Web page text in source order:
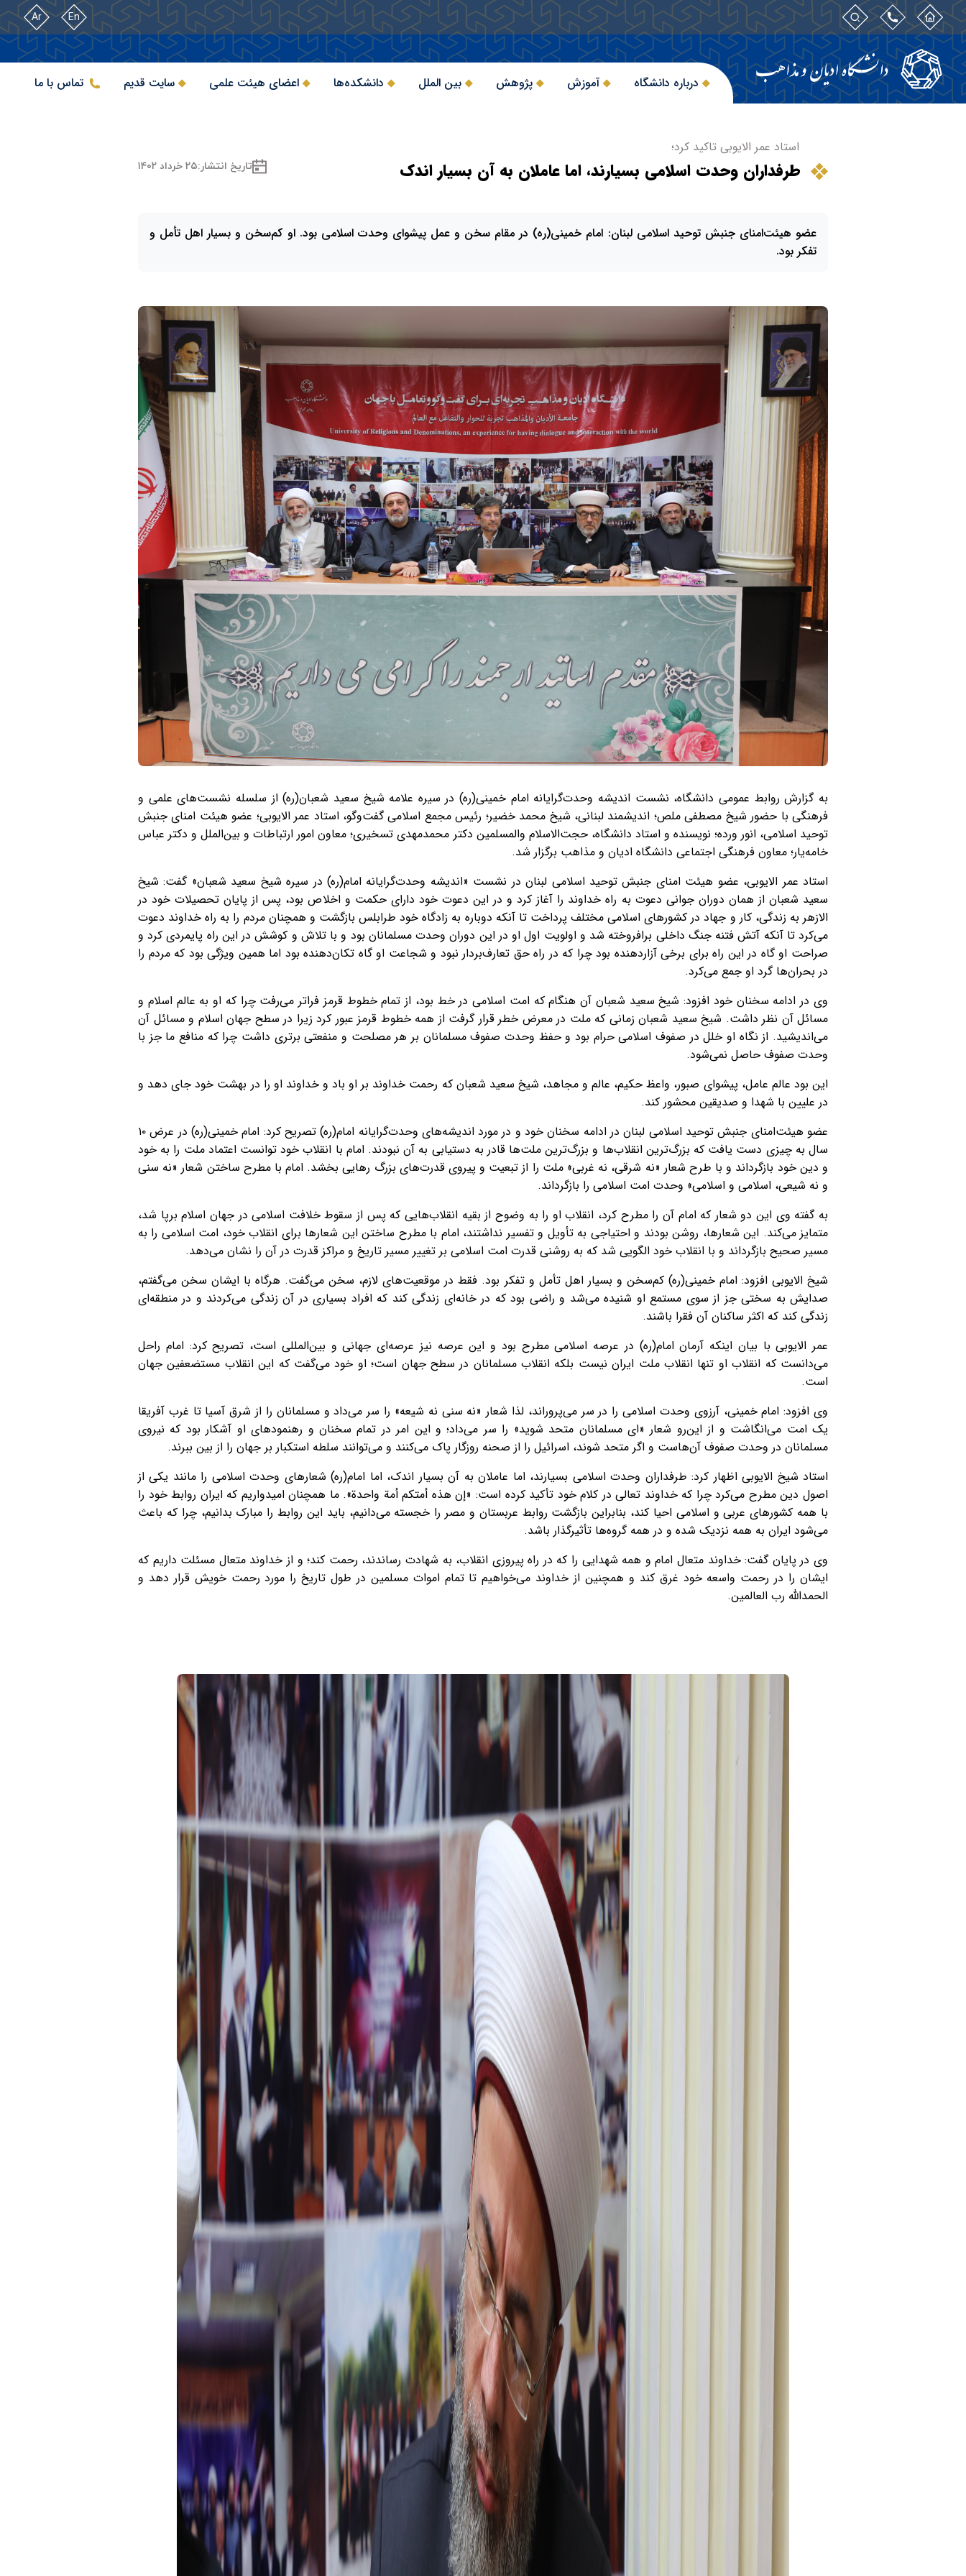
En
Ar
درباره دانشگاه آموزش پژوهش بین الملل دانشکده‌ها اعضای هیئت علمی سایت قدیم تماس با ما
استاد عمر الایوبی تاکید کرد؛
طرفداران وحدت اسلامی بسیارند، اما عاملان به آن بسیار اندک تاریخ انتشار:۲۵ خرداد ۱۴۰۲
عضو هیئت‌امنای جنبش توحید اسلامی لبنان: امام خمینی(ره) در مقام سخن و عمل پیشوای وحدت اسلامی بود. او کم‌سخن و بسیار اهل تأمل و
تفکر بود.
به گزارش روابط عمومی دانشگاه، نشست اندیشه وحدت‌گرایانه امام خمینی(ره) در سیره علامه شیخ سعید شعبان(ره) از سلسله نشست‌های علمی و
فرهنگی با حضور شیخ مصطفی ملص؛ اندیشمند لبنانی، شیخ محمد خضیر؛ رئیس مجمع اسلامی گفت‌وگو، استاد عمر الایوبی؛ عضو هیئت‌ امنای جنبش
توحید اسلامی، انور ورده؛ نویسنده و استاد دانشگاه، حجت‌الاسلام والمسلمین دکتر محمدمهدی تسخیری؛ معاون امور ارتباطات و بین‌الملل و دکتر عباس
خامه‌یار؛ معاون فرهنگی اجتماعی دانشگاه ادیان و مذاهب برگزار شد.
استاد عمر الایوبی، عضو هیئت‌ امنای جنبش توحید اسلامی لبنان در نشست «اندیشه وحدت‌گرایانه امام(ره) در سیره شیخ سعید شعبان» گفت: شیخ
سعید شعبان از همان دوران جوانی دعوت به راه خداوند را آغاز کرد و در این دعوت خود دارای حکمت و اخلاص بود، پس از پایان تحصیلات خود در
الازهر به زندگی، کار و جهاد در کشورهای اسلامی مختلف پرداخت تا آنکه دوباره به زادگاه خود طرابلس بازگشت و همچنان مردم را به راه خداوند دعوت
می‌کرد تا آنکه آتش فتنه جنگ داخلی برافروخته شد و اولویت اول او در این دوران وحدت مسلمانان بود و با تلاش و کوشش در این راه پایمردی کرد و
صراحت او گاه در این راه برای برخی آزاردهنده بود چرا که در راه حق تعارف‌بردار نبود و شجاعت او گاه تکان‌دهنده بود اما همین ویژگی بود که مردم را
در بحران‌ها گرد او جمع می‌کرد.
وی در ادامه سخنان خود افزود: شیخ سعید شعبان آن هنگام که امت اسلامی در خط بود، از تمام خطوط قرمز فراتر می‌رفت چرا که او به عالم اسلام و
مسائل آن نظر داشت. شیخ سعید شعبان زمانی که ملت در معرض خطر قرار گرفت از همه خطوط قرمز عبور کرد زیرا در سطح جهان اسلام و مسائل آن
می‌اندیشید. از نگاه او خلل در صفوف اسلامی حرام بود و حفظ وحدت صفوف مسلمانان بر هر مصلحت و منفعتی برتری داشت چرا که منافع ما جز با
وحدت صفوف حاصل نمی‌شود.
این بود عالم عامل، پیشوای صبور، واعظ حکیم، عالم و مجاهد، شیخ سعید شعبان که رحمت خداوند بر او باد و خداوند او را در بهشت خود جای دهد و
در علیین با شهدا و صدیقین محشور کند.
عضو هیئت‌امنای جنبش توحید اسلامی لبنان در ادامه سخنان خود و در مورد اندیشه‌های وحدت‌گرایانه امام(ره) تصریح کرد: امام خمینی(ره) در عرض ۱۰
سال به چیزی دست یافت که بزرگ‌ترین انقلاب‌ها و بزرگ‌ترین ملت‌ها قادر به دستیابی به آن نبودند. امام با انقلاب خود توانست اعتماد ملت را به خود
و دین خود بازگرداند و با طرح شعار «نه شرقی، نه غربی» ملت را از تبعیت و پیروی قدرت‌های بزرگ رهایی بخشد. امام با مطرح ساختن شعار «نه سنی
و نه شیعی، اسلامی و اسلامی» وحدت امت اسلامی را بازگرداند.
به گفته وی این دو شعار که امام آن را مطرح کرد، انقلاب او را به وضوح از بقیه انقلاب‌هایی که پس از سقوط خلافت اسلامی در جهان اسلام برپا شد،
متمایز می‌کند. این شعارها، روشن بودند و احتیاجی به تأویل و تفسیر نداشتند، امام با مطرح ساختن این شعارها برای انقلاب خود، امت اسلامی را به
مسیر صحیح بازگرداند و با انقلاب خود الگویی شد که به روشنی قدرت امت اسلامی بر تغییر مسیر تاریخ و مراکز قدرت در آن را نشان می‌دهد.
شیخ الایوبی افزود: امام خمینی(ره) کم‌سخن و بسیار اهل تأمل و تفکر بود. فقط در موقعیت‌های لازم، سخن می‌گفت. هرگاه با ایشان سخن می‌گفتم،
صدایش به سختی جز از سوی مستمع او شنیده می‌شد و راضی بود که در خانه‌ای زندگی کند که افراد بسیاری در آن زندگی می‌کردند و در منطقه‌ای
زندگی کند که اکثر ساکنان آن فقرا باشند.
عمر الایوبی با بیان اینکه آرمان امام(ره) در عرصه اسلامی مطرح بود و این عرصه نیز عرصه‌ای جهانی و بین‌المللی است، تصریح کرد: امام راحل
می‌دانست که انقلاب او تنها انقلاب ملت ایران نیست بلکه انقلاب مسلمانان در سطح جهان است؛ او خود می‌گفت که این انقلاب مستضعفین جهان
است.
وی افزود: امام خمینی، آرزوی وحدت اسلامی را در سر می‌پروراند، لذا شعار «نه سنی نه شیعه» را سر می‌داد و مسلمانان را از شرق آسیا تا غرب آفریقا
یک امت می‌انگاشت و از این‌رو شعار «ای مسلمانان متحد شوید» را سر می‌داد؛ و این امر در تمام سخنان و رهنمودهای او آشکار بود که نیروی
مسلمانان در وحدت صفوف آن‌هاست و اگر متحد شوند، اسرائیل را از صحنه روزگار پاک می‌کنند و می‌توانند سلطه استکبار بر جهان را از بین ببرند.
استاد شیخ الایوبی اظهار کرد: طرفداران وحدت اسلامی بسیارند، اما عاملان به آن بسیار اندک، اما امام(ره) شعارهای وحدت اسلامی را مانند یکی از
اصول دین مطرح می‌کرد چرا که خداوند تعالی در کلام خود تأکید کرده است: «إن هذه أمتكم أمة واحدة». ما همچنان امیدواریم که ایران روابط خود را
با همه کشورهای عربی و اسلامی احیا کند، بنابراین بازگشت روابط عربستان و مصر را خجسته می‌دانیم، باید این روابط را مبارک بدانیم، چرا که باعث
می‌شود ایران به همه نزدیک شده و در همه گروه‌ها تأثیرگذار باشد.
وی در پایان گفت: خداوند متعال امام و همه شهدایی را که در راه پیروزی انقلاب، به شهادت رساندند، رحمت کند؛ و از خداوند متعال مسئلت داریم که
ایشان را در رحمت واسعه خود غرق کند و همچنین از خداوند می‌خواهیم تا تمام اموات مسلمین در طول تاریخ را مورد رحمت خویش قرار دهد و
الحمدالله رب العالمین.